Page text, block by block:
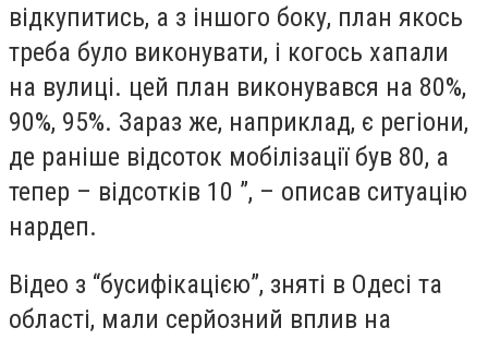
відкупитись, а з іншого боку, план якось
треба було виконувати, і когось хапали
на вулиці. цей план виконувався на 80%,
90%, 95%. Зараз же, наприклад, є регіони,
де раніше відсоток мобілізації був 80, а
тепер – відсотків 10 ”, – описав ситуацію
нардеп.
Відео з “бусифікацією”, зняті в Одесі та
області, мали серйозний вплив на